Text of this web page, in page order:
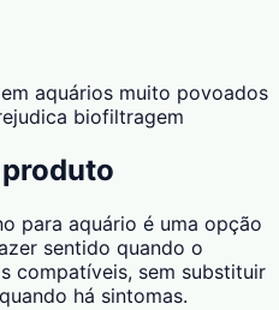
aquários muito povoados
biofiltragem
para aquário é uma opção
sentido quando o
compatíveis, sem substituir
há sintomas.